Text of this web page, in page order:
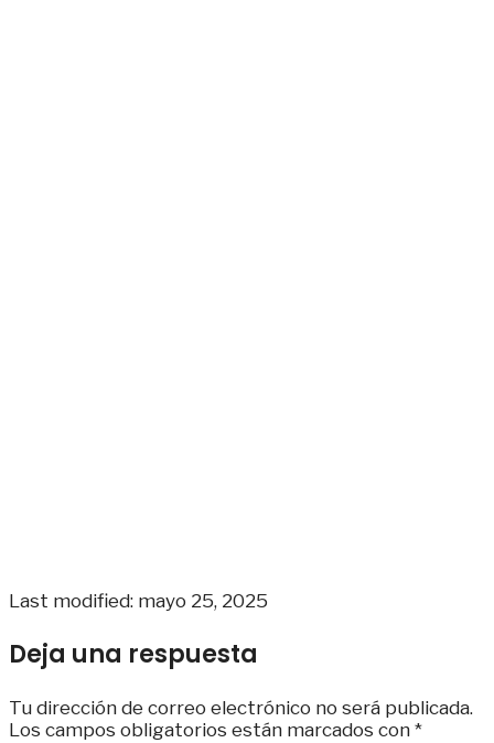
Last modified: mayo 25, 2025
Deja una respuesta
Tu dirección de correo electrónico no será publicada.
Los campos obligatorios están marcados con *